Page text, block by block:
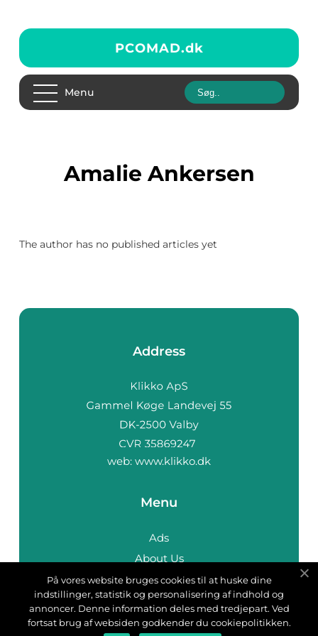
PCOMAD.dk
Menu
Amalie Ankersen
The author has no published articles yet
Address
web: www.klikko.dk
Menu
Ads
About Us
Cookies
Contact
Sitemap
På vores website bruges cookies til at huske dine
indstillinger, statistik og personalisering af indhold og
annoncer. Denne information deles med tredjepart. Ved
fortsat brug af websiden godkender du cookiepolitikken.